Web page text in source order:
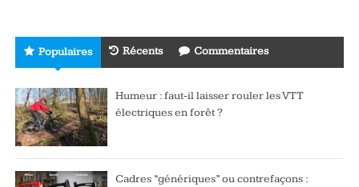
Populaires Récents Commentaires
Humeur : faut-il laisser rouler les VTT
électriques en forêt ?
Cadres “génériques” ou contrefaçons :